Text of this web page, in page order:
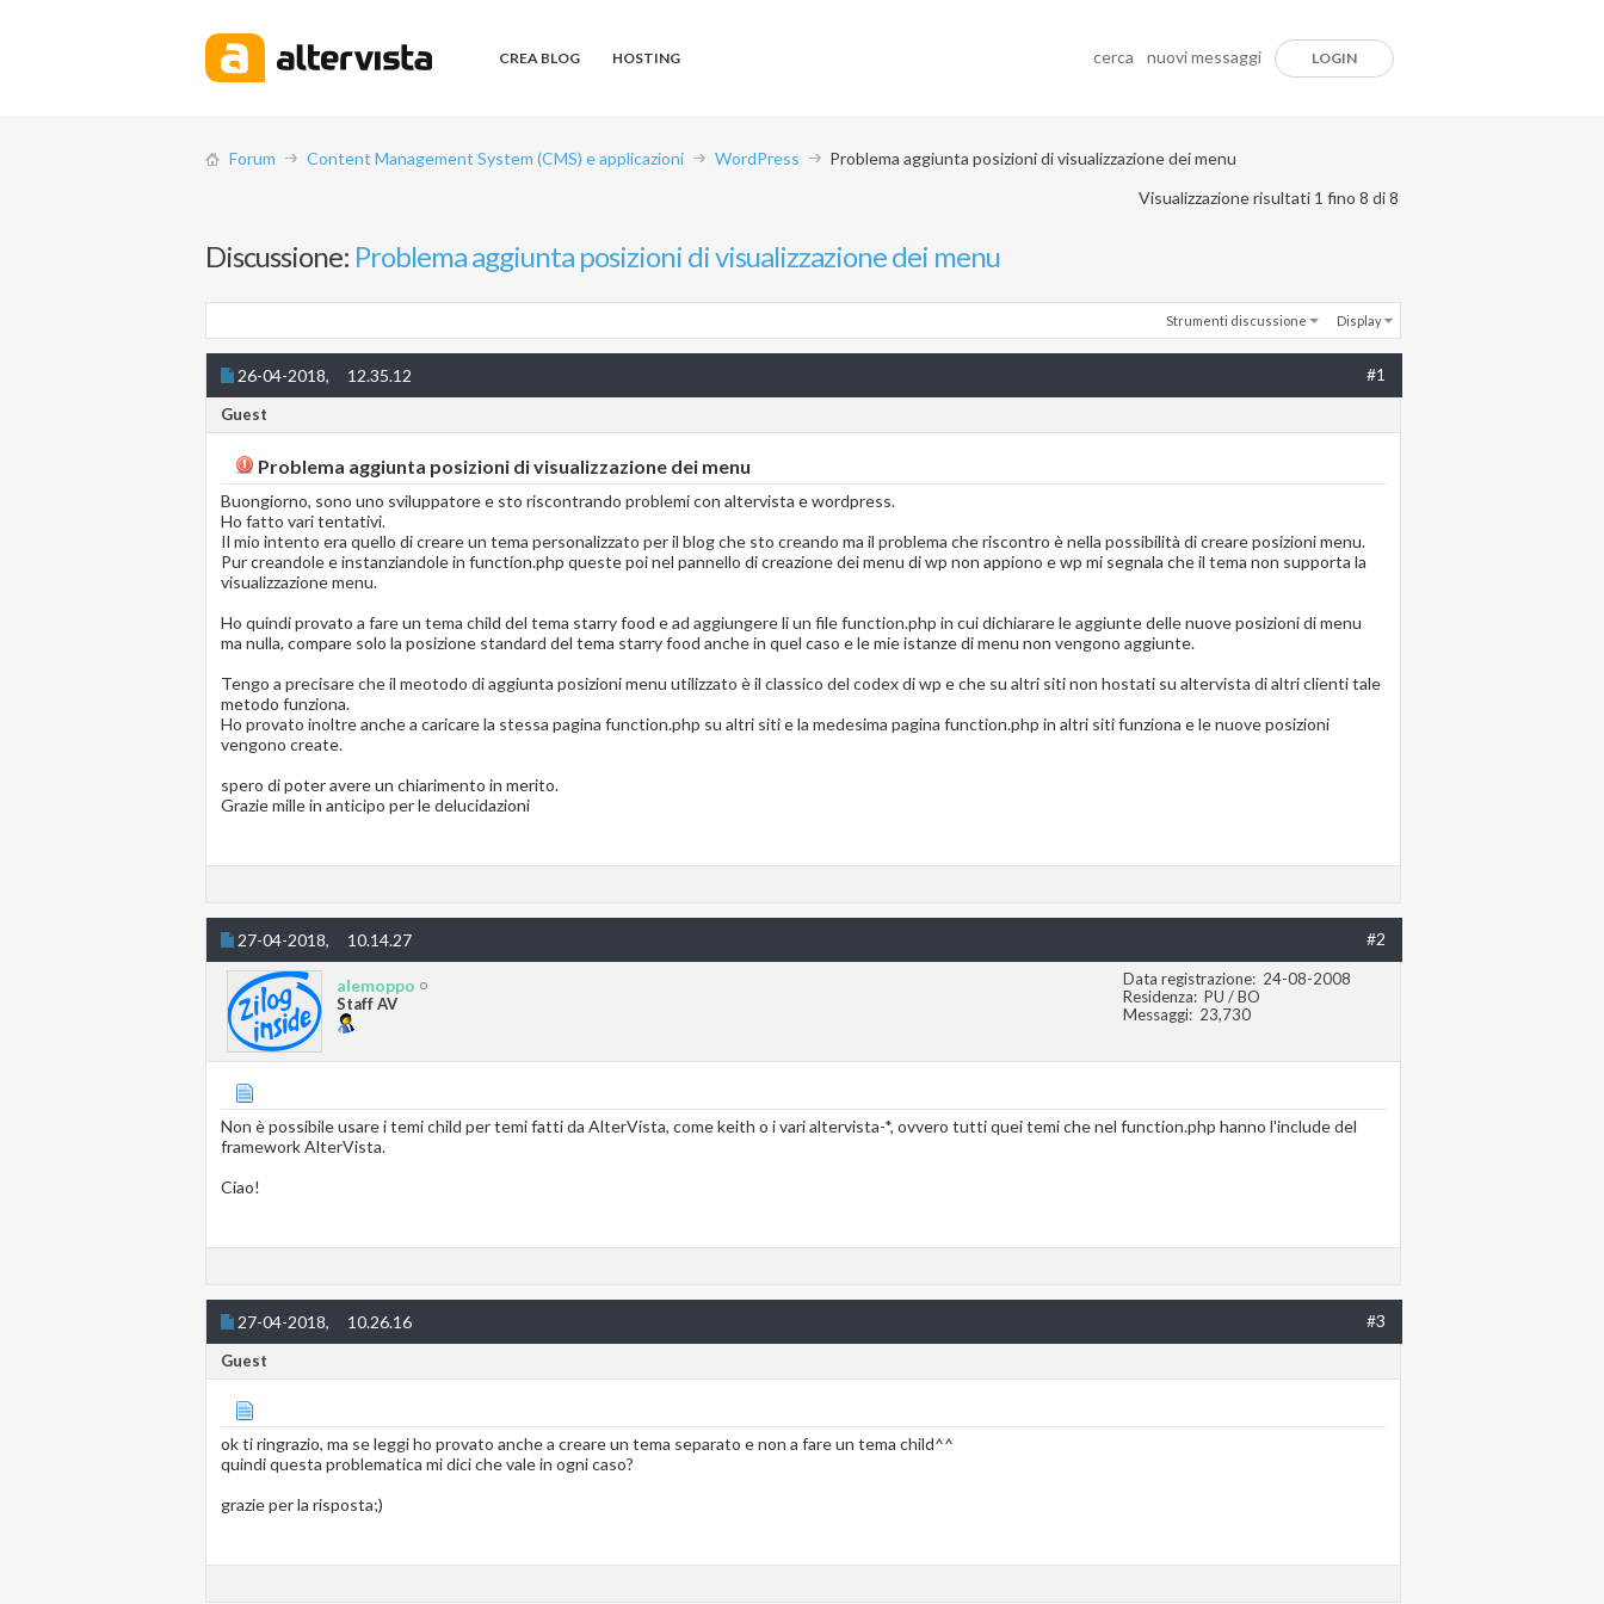
CREA BLOG HOSTING cerca nuovi messaggi LOGIN
Forum Content Management System (CMS) e applicazioni WordPress
Problema aggiunta posizioni di visualizzazione dei menu
Visualizzazione risultati 1 fino 8 di 8
Discussione: Problema aggiunta posizioni di visualizzazione dei menu
Strumenti discussione Display
26-04-2018, 12.35.12 #1
Guest
Problema aggiunta posizioni di visualizzazione dei menu
Buongiorno, sono uno sviluppatore e sto riscontrando problemi con altervista e wordpress.
Ho fatto vari tentativi.
Il mio intento era quello di creare un tema personalizzato per il blog che sto creando ma il problema che riscontro è nella possibilità di creare posizioni menu.
Pur creandole e instanziandole in function.php queste poi nel pannello di creazione dei menu di wp non appiono e wp mi segnala che il tema non supporta la
visualizzazione menu.
Ho quindi provato a fare un tema child del tema starry food e ad aggiungere li un file function.php in cui dichiarare le aggiunte delle nuove posizioni di menu
ma nulla, compare solo la posizione standard del tema starry food anche in quel caso e le mie istanze di menu non vengono aggiunte.
Tengo a precisare che il meotodo di aggiunta posizioni menu utilizzato è il classico del codex di wp e che su altri siti non hostati su altervista di altri clienti tale
metodo funziona.
Ho provato inoltre anche a caricare la stessa pagina function.php su altri siti e la medesima pagina function.php in altri siti funziona e le nuove posizioni
vengono create.
spero di poter avere un chiarimento in merito.
Grazie mille in anticipo per le delucidazioni
27-04-2018, 10.14.27 #2
alemoppo
Staff AV
Data registrazione
24-08-2008
Residenza
PU / BO
Messaggi
23,730
Non è possibile usare i temi child per temi fatti da AlterVista, come keith o i vari altervista-*, ovvero tutti quei temi che nel function.php hanno l'include del
framework AlterVista.
Ciao!
27-04-2018, 10.26.16 #3
Guest
ok ti ringrazio, ma se leggi ho provato anche a creare un tema separato e non a fare un tema child^^
quindi questa problematica mi dici che vale in ogni caso?
grazie per la risposta;)